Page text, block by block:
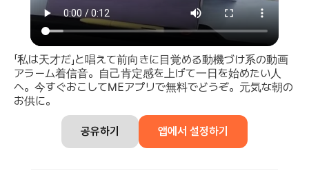
「私は天才だ」と唱えて前向きに目覚める動機づけ系の動画
アラーム着信音。自己肯定感を上げて一日を始めたい人
へ。今すぐおこしてMEアプリで無料でどうぞ。元気な朝の
お供に。
공유하기 앱에서 설정하기